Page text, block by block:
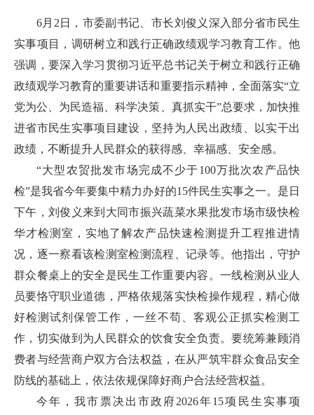
6月2日，市委副书记、市长刘俊义深入部分省市民生
实事项目，调研树立和践行正确政绩观学习教育工作。他
强调，要深入学习贯彻习近平总书记关于树立和践行正确
政绩观学习教育的重要讲话和重要指示精神，全面落实“立
党为公、为民造福、科学决策、真抓实干”总要求，加快推
进省市民生实事项目建设，坚持为人民出政绩、以实干出
政绩，不断提升人民群众的获得感、幸福感、安全感。
“大型农贸批发市场完成不少于100万批次农产品快
检”是我省今年要集中精力办好的15件民生实事之一。是日
下午，刘俊义来到大同市振兴蔬菜水果批发市场市级快检
华才检测室，实地了解农产品快速检测提升工程推进情
况，逐一察看该检测室检测流程、记录等。他指出，守护
群众餐桌上的安全是民生工作重要内容。一线检测从业人
员要恪守职业道德，严格依规落实快检操作规程，精心做
好检测试剂保管工作，一丝不苟、客观公正抓实检测工
作，切实做到为人民群众的饮食安全负责。要统筹兼顾消
费者与经营商户双方合法权益，在从严筑牢群众食品安全
防线的基础上，依法依规保障好商户合法经营权益。
今年，我市票决出市政府2026年15项民生实事项